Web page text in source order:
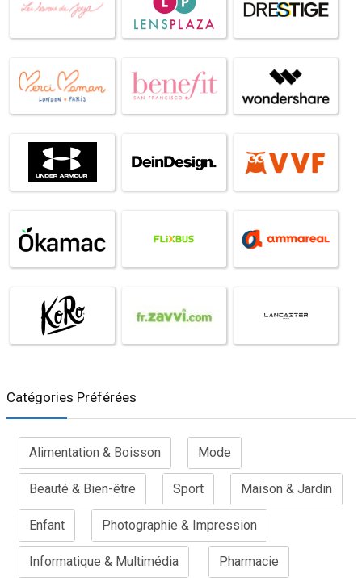
Catégories Préférées
Alimentation & Boisson Mode
Beauté & Bien-être Sport Maison & Jardin
Enfant Photographie & Impression
Informatique & Multimédia Pharmacie